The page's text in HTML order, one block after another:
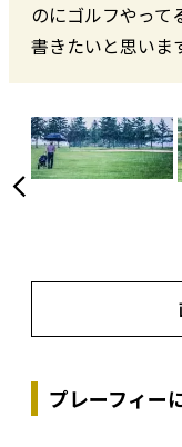
のにゴルフやって
書きたいと思いま
プレーフィー